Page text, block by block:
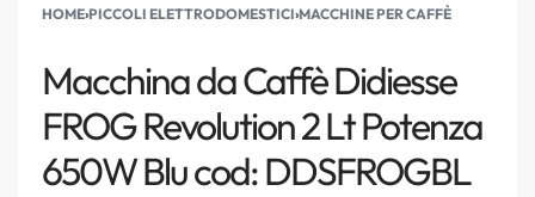
HOME›PICCOLI ELETTRODOMESTICI›MACCHINE PER CAFFÈ
Macchina da Caffè Didiesse
FROG Revolution 2 Lt Potenza
650W Blu cod: DDSFROGBL